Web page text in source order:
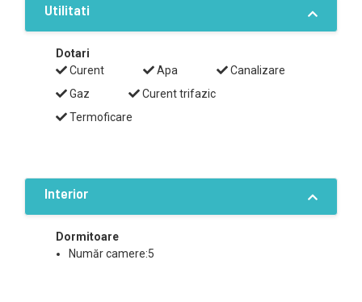
Utilitati
Dotari
Curent
Apa
Canalizare
Gaz
Curent trifazic
Termoficare
Interior
Dormitoare
Număr camere:5